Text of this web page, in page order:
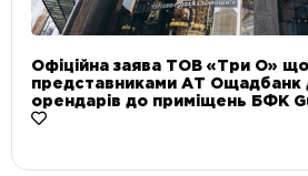
Офіційна заява ТОВ «Три О»
представниками АТ Ощадбанк
орендарів до приміщень БФК